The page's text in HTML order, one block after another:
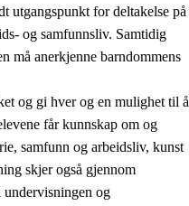
og danning
utgangspunkt for deltakelse på
og samfunnsliv. Samtidig
må anerkjenne barndommens
og gi hver og en mulighet til å
får kunnskap om og
samfunn og arbeidsliv, kunst
skjer også gjennom
og